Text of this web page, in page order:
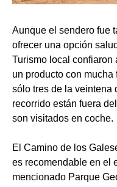
Aunque el sendero fue
ofrecer una opción
Turismo local confiaron
un producto con
sólo tres de la veintena
recorrido están fuera
son visitados en coche.
El Camino de los
es recomendable en el
mencionado Parque